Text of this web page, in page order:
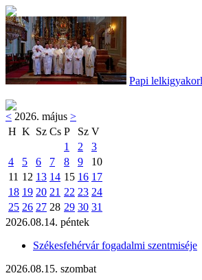
Papi
< 2026. május >
H K Sz Cs P Sz V
1
2
3
4
5 6 7 8 9
10
11 12 13 14 15 16 17
18 19 20 21 22 23 24
25 26 27 28 29 30 31
2026.08.14. péntek
Székesfehérvár fogadalmi szentmiséje
2026.08.15. szombat